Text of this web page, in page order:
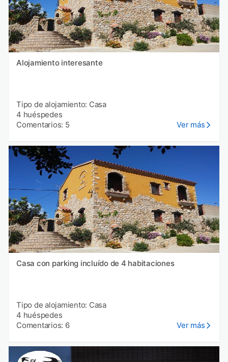
Alojamiento interesante
Tipo de alojamiento: Casa
4 huéspedes
Comentarios: 5
Ver más
Casa con parking incluído de 4 habitaciones
Tipo de alojamiento: Casa
4 huéspedes
Comentarios: 6
Ver más